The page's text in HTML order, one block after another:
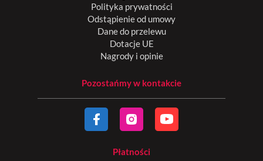
Polityka prywatności
Odstąpienie od umowy
Dane do przelewu
Dotacje UE
Nagrody i opinie
Pozostańmy w kontakcie
Płatności